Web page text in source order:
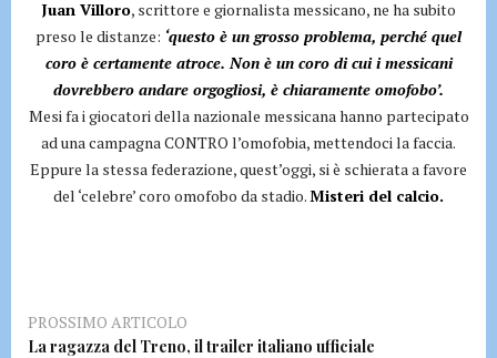
Juan Villoro, scrittore e giornalista messicano, ne ha subito
preso le distanze: ‘questo è un grosso problema, perché quel
coro è certamente atroce. Non è un coro di cui i messicani
dovrebbero andare orgogliosi, è chiaramente omofobo’.
Mesi fa i giocatori della nazionale messicana hanno partecipato
ad una campagna CONTRO l’omofobia, mettendoci la faccia.
Eppure la stessa federazione, quest’oggi, si è schierata a favore
del ‘celebre’ coro omofobo da stadio.Misteri del calcio.
PROSSIMO ARTICOLO
La ragazza del Treno, il trailer italiano ufficiale